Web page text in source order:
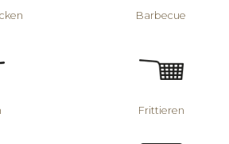
Barbecue
Frittieren